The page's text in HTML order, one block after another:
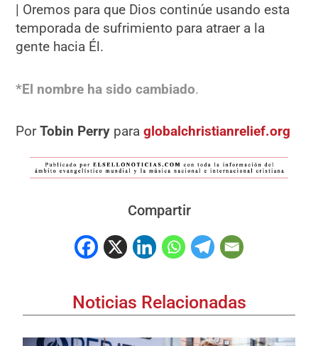
| Oremos para que Dios continúe usando esta
temporada de sufrimiento para atraer a la
gente hacia Él.
*El nombre ha sido cambiado.
PorTobin Perry paraglobalchristianrelief.org
Compartir
Noticias Relacionadas